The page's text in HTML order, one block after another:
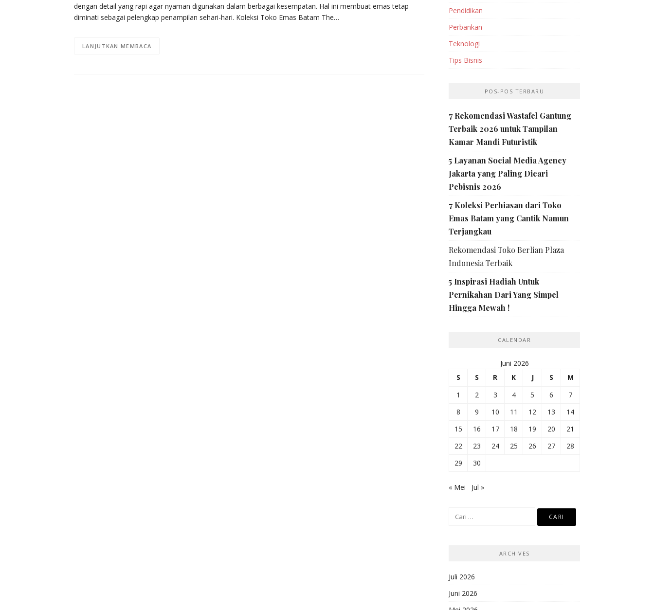
dengan detail yang rapi agar nyaman digunakan dalam berbagai kesempatan. Hal ini membuat emas tetap
diminati sebagai pelengkap penampilan sehari-hari. Koleksi Toko Emas Batam The…
LANJUTKAN MEMBACA
Pendidikan
Perbankan‎
Teknologi
Tips Bisnis
POS-POS TERBARU
7 Rekomendasi Wastafel Gantung
Terbaik 2026 untuk Tampilan
Kamar Mandi Futuristik
5 Layanan Social Media Agency
Jakarta yang Paling Dicari
Pebisnis 2026
7 Koleksi Perhiasan dari Toko
Emas Batam yang Cantik Namun
Terjangkau
Rekomendasi Toko Berlian Plaza
Indonesia Terbaik
5 Inspirasi Hadiah Untuk
Pernikahan Dari Yang Simpel
Hingga Mewah !
CALENDAR
Juni 2026
S
S R K J S
M
1
2 3 4 5 6
7
8
9 10 11 12 13
14
15
16 17 18 19 20
21
22
23 24 25 26 27
28
29
30
« Mei Jul »
Cari
ARCHIVES
Juli 2026
Juni 2026